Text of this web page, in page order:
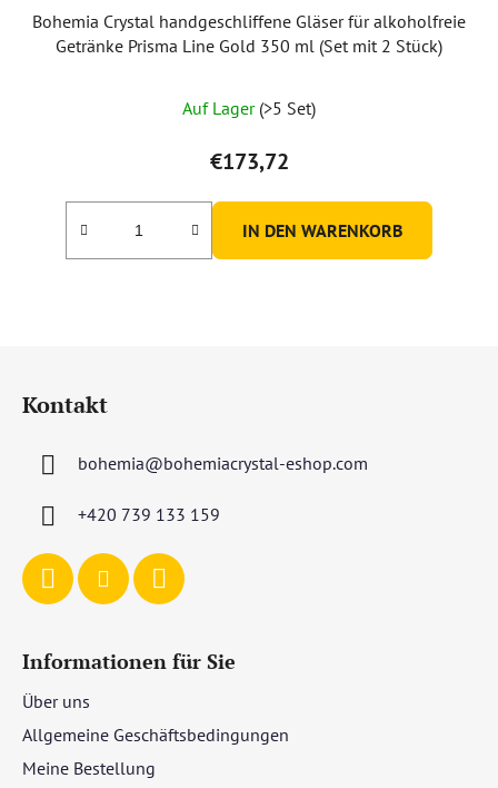
Bohemia Crystal handgeschliffene Gläser für alkoholfreie
Getränke Prisma Line Gold 350 ml (Set mit 2 Stück)
Auf Lager (>5 Set)
€173,72
IN DEN WARENKORB
Kontakt
bohemia@bohemiacrystal-eshop.com
+420 739 133 159
Informationen für Sie
Über uns
Allgemeine Geschäftsbedingungen
Meine Bestellung